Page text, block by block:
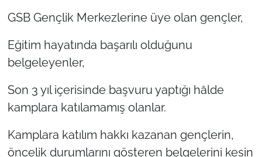
GSB Gençlik Merkezlerine üye olan gençler,
Eğitim hayatında başarılı olduğunu
belgeleyenler,
Son 3 yıl içerisinde başvuru yaptığı hâlde
kamplara katılamamış olanlar.
Kamplara katılım hakkı kazanan gençlerin,
öncelik durumlarını gösteren belgelerini kesin